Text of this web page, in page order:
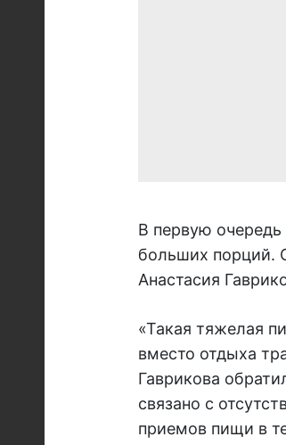
В первую очередь
больших порций.
Анастасия
«Такая тяжелая
вместо отдыха
Гаврикова
связано с
приемов пищи в